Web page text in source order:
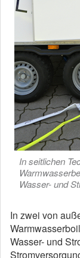
In seitlichen
Wasser- und
In zwei von
Wasser- und